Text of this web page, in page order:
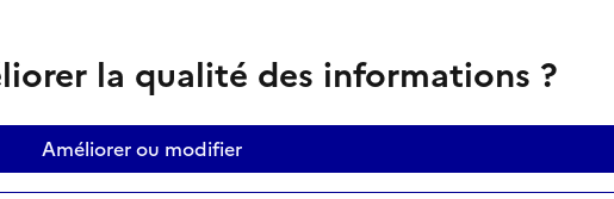
la qualité des informations ?
Améliorer ou modifier